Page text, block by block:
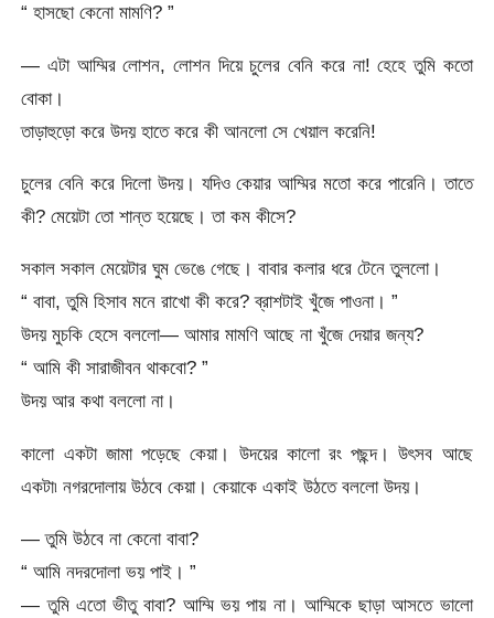
“ হাসছো কেনো মামণি? ”
— এটা আম্মির লোশন, লোশন দিয়ে চুলের বেনি করে না! হেহে তুমি কতো
বোকা।
তাড়াহুড়ো করে উদয় হাতে করে কী আনলো সে খেয়াল করেনি!
চুলের বেনি করে দিলো উদয়। যদিও কেয়ার আম্মির মতো করে পারেনি। তাতে
কী? মেয়েটা তো শান্ত হয়েছে। তা কম কীসে?
সকাল সকাল মেয়েটার ঘুম ভেঙে গেছে। বাবার কলার ধরে টেনে তুললো।
“ বাবা, তুমি হিসাব মনে রাখো কী করে? ব্রাশটাই খুঁজে পাওনা। ”
উদয় মুচকি হেসে বললো— আমার মামণি আছে না খুঁজে দেয়ার জন্য?
“ আমি কী সারাজীবন থাকবো? ”
উদয় আর কথা বললো না।
কালো একটা জামা পড়েছে কেয়া। উদয়ের কালো রং পছন্দ। উৎসব আছে
একটা৷ নগরদোলায় উঠবে কেয়া। কেয়াকে একাই উঠতে বললো উদয়।
— তুমি উঠবে না কেনো বাবা?
“ আমি নদরদোলা ভয় পাই। ”
— তুমি এতো ভীতু বাবা? আম্মি ভয় পায় না। আম্মিকে ছাড়া আসতে ভালো